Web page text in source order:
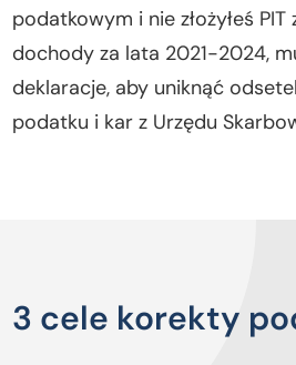
podatkowym i nie złożyłeś
dochody za lata 2021-2024,
deklaracje, aby uniknąć
podatku i kar z Urzędu
3 cele korekty